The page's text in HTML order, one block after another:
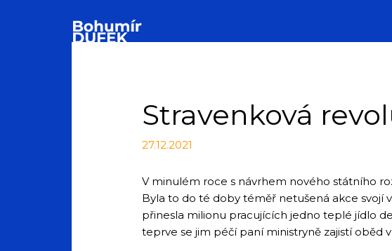
Stravenková
27.12.2021
V minulém roce s návrhem nového státního
Byla to do té doby téměř netušená akce svojí
přinesla milionu pracujících jedno teplé jídlo
teprve se jim péčí paní ministryně zajistí oběd